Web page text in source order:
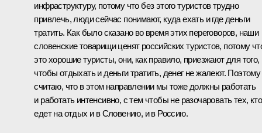
инфраструктуру, потому что без этого туристов трудно
привлечь, люди сейчас понимают, куда ехать и где деньги
тратить. Как было сказано во время этих переговоров, наши
словенские товарищи ценят российских туристов, потому
это хорошие туристы, они, как правило, приезжают для того,
чтобы отдыхать и деньги тратить, денег не жалеют. Поэтому
считаю, что в этом направлении мы тоже должны работать
и работать интенсивно, с тем чтобы не разочаровать тех, кто
едет на отдых и в Словению, и в Россию.